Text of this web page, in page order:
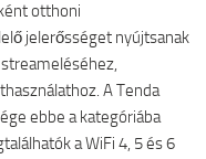
otthoni
jelerősséget nyújtsanak
A Tenda
ebbe a kategóriába
a WiFi 4, 5 és 6